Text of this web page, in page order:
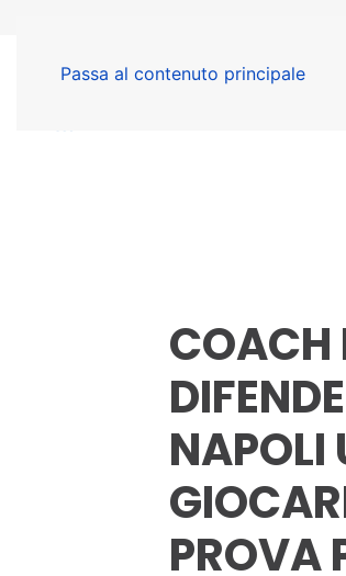
Passa al contenuto principale
COACH
NAPOLI
PROVA